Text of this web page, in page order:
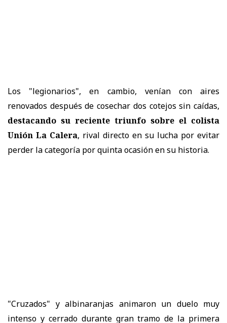
Los "legionarios", en cambio, venían con aires
renovados después de cosechar dos cotejos sin caídas,
destacando su reciente triunfo sobre el colista
Unión La Calera, rival directo en su lucha por evitar
perder la categoría por quinta ocasión en su historia.
"Cruzados" y albinaranjas animaron un duelo muy
intenso y cerrado durante gran tramo de la primera